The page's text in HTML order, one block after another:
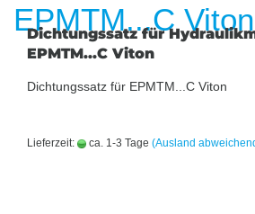
Dichtungssatz für
EPMTM...C Viton
Dichtungssatz für EPMTM...C Viton
Lieferzeit: ca. 1-3 Tage (Ausland